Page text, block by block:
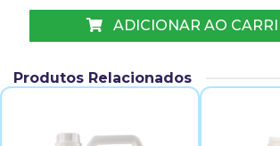
ADICIONAR AO
Produtos Relacionados